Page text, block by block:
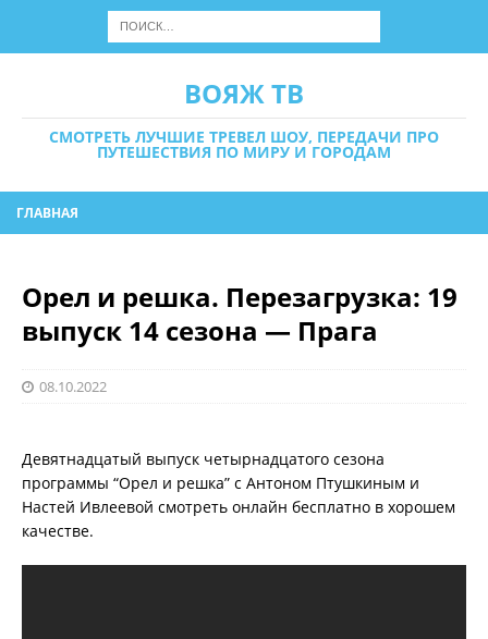
ВОЯЖ ТВ
СМОТРЕТЬ ЛУЧШИЕ ТРЕВЕЛ ШОУ, ПЕРЕДАЧИ ПРО
ПУТЕШЕСТВИЯ ПО МИРУ И ГОРОДАМ
ГЛАВНАЯ
Орел и решка. Перезагрузка: 19
выпуск 14 сезона — Прага
08.10.2022
Девятнадцатый выпуск четырнадцатого сезона
программы “Орел и решка” с Антоном Птушкиным и
Настей Ивлеевой смотреть онлайн бесплатно в хорошем
качестве.